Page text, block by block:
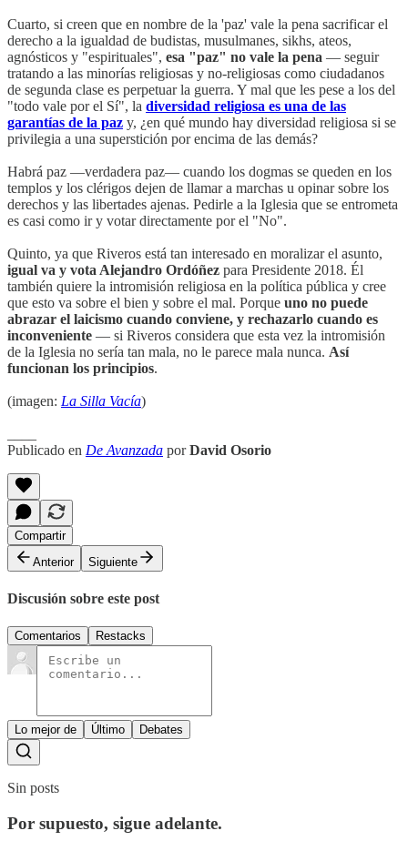
Cuarto, si creen que en nombre de la 'paz' vale la pena sacrificar el
derecho a la igualdad de budistas, musulmanes, sikhs, ateos,
agnósticos y "espirituales", esa "paz" no vale la pena — seguir
tratando a las minorías religiosas y no-religiosas como ciudadanos
de segunda clase es perpetuar la guerra. Y mal que les pese a los del
"todo vale por el Sí", la diversidad religiosa es una de las
garantías de la paz y, ¿en qué mundo hay diversidad religiosa si se
privilegia a una superstición por encima de las demás?
Habrá paz —verdadera paz— cuando los dogmas se queden en los
templos y los clérigos dejen de llamar a marchas u opinar sobre los
derechos y las libertades ajenas. Pedirle a la Iglesia que se entrometa
es casi como ir y votar directamente por el "No".
Quinto, ya que Riveros está tan interesado en moralizar el asunto,
igual va y vota Alejandro Ordóñez para Presidente 2018. Él
también quiere la intromisión religiosa en la política pública y cree
que esto va sobre el bien y sobre el mal. Porque uno no puede
abrazar el laicismo cuando conviene, y rechazarlo cuando es
inconveniente — si Riveros considera que esta vez la intromisión
de la Iglesia no sería tan mala, no le parece mala nunca. Así
funcionan los principios.
(imagen: La Silla Vacía)
Publicado en De Avanzada porDavid Osorio
Compartir
Anterior
Siguiente
Discusión sobre este post
Comentarios Restacks
Lo mejor de Último Debates
Sin posts
Por supuesto, sigue adelante.